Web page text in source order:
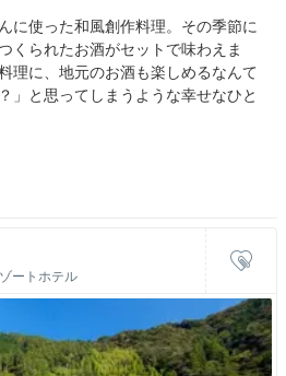
に使った和風創作料理。その季節に
くられたお酒がセットで味わえま
理に、地元のお酒も楽しめるなんて
」と思ってしまうような幸せなひと
ートホテル